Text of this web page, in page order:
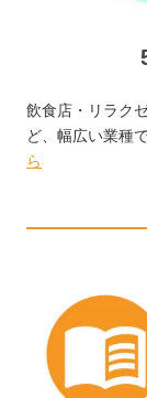
飲食店・リラク
ど、幅広い業種
ら